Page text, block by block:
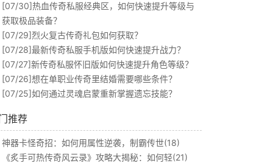
[07/30]热血传奇私服经典区，如何快速提升等级与
获取极品装备？
[07/29]烈火复古传奇礼包如何获取？
[07/28]最新传奇私服手机版如何快速提升战力？
[07/27]新传奇私服怀旧版如何快速提升角色等级？
[07/26]想在单职业传奇里结婚需要哪些条件？
[07/25]如何通过灵魂启蒙重新掌握遗忘技能？
推荐
神器卡怪奇招：如何用属性逆袭，制霸传世(18)
《炙手可热传奇风云录》攻略大揭秘：如何轻(21)